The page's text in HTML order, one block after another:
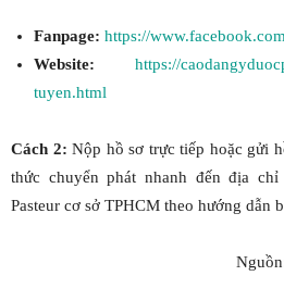
Fanpage: https://
Website:
https://
tuyen.html
Cách 2: Nộp hồ sơ trực tiếp hoặc gửi
thức chuyển phát nhanh đến địa
Pasteur cơ sở TPHCM theo hướng dẫn